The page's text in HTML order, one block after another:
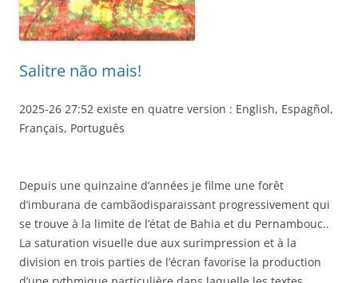
Salitre não mais!
2025-26 27:52 existe en quatre version : English, Espagñol,
Français, Português
Depuis une quinzaine d’années je filme une forêt
d’imburana de cambãodisparaissant progressivement qui
se trouve à la limite de l’état de Bahia et du Pernambouc..
La saturation visuelle due aux surimpression et à la
division en trois parties de l’écran favorise la production